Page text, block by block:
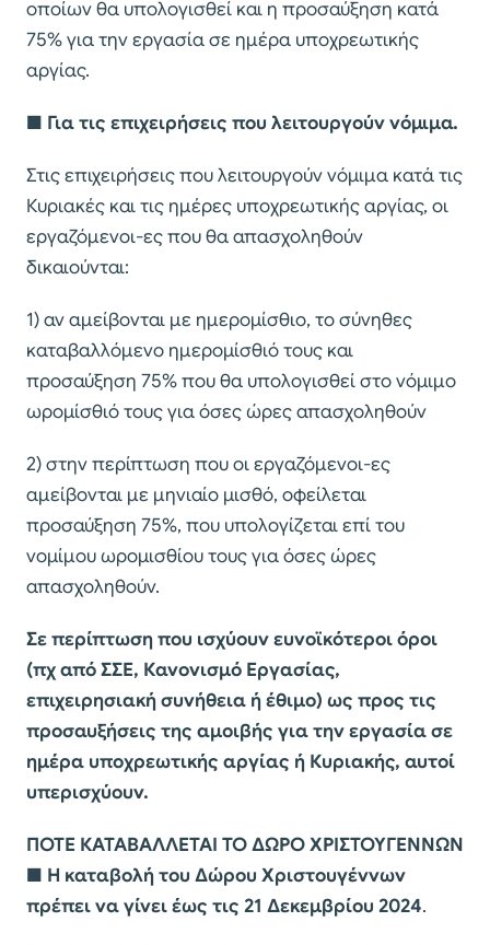
οποίων θα υπολογισθεί και η προσαύξηση κατά
75% για την εργασία σε ημέρα υποχρεωτικής
αργίας.
■ Για τις επιχειρήσεις που λειτουργούν νόμιμα.
Στις επιχειρήσεις που λειτουργούν νόμιμα κατά τις
Κυριακές και τις ημέρες υποχρεωτικής αργίας, οι
εργαζόμενοι-ες που θα απασχοληθούν
δικαιούνται:
1) αν αμείβονται με ημερομίσθιο, το σύνηθες
καταβαλλόμενο ημερομίσθιό τους και
προσαύξηση 75% που θα υπολογισθεί στο νόμιμο
ωρομίσθιό τους για όσες ώρες απασχοληθούν
2) στην περίπτωση που οι εργαζόμενοι-ες
αμείβονται με μηνιαίο μισθό, οφείλεται
προσαύξηση 75%, που υπολογίζεται επί του
νομίμου ωρομισθίου τους για όσες ώρες
απασχοληθούν.
Σε περίπτωση που ισχύουν ευνοϊκότεροι όροι
(πχ από ΣΣΕ, Κανονισμό Εργασίας,
επιχειρησιακή συνήθεια ή έθιμο) ως προς τις
προσαυξήσεις της αμοιβής για την εργασία σε
ημέρα υποχρεωτικής αργίας ή Κυριακής, αυτοί
υπερισχύουν.
ΠΟΤΕ ΚΑΤΑΒΑΛΛΕΤΑΙ ΤΟ ΔΩΡΟ ΧΡΙΣΤΟΥΓΕΝΝΩΝ
■ Η καταβολή του Δώρου Χριστουγέννων
πρέπει να γίνει έως τις 21 Δεκεμβρίου 2024.